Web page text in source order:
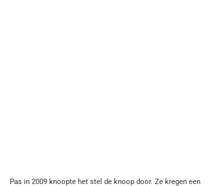
Pas in 2009 knoopte het stel de knoop door. Ze kregen een